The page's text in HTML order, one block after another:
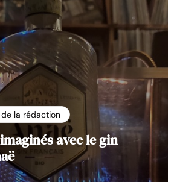
la rédaction
avec le gin